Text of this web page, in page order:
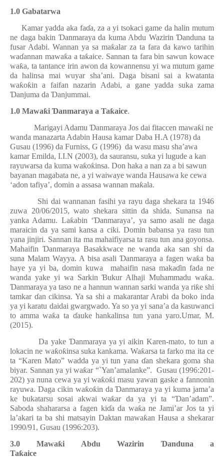
1.0 Gabatarwa
Kamar yadda aka faɗa, za a yi tsokaci game da halin mutum
ne daga bakin Ɗanmaraya da kuma Abdu WazirinƊanduna ta
fusar Adabi. Wannan ya sa maƙalar za ta fara da kawo tarihin
waɗannan mawaƙa a taƙaice. Sannan ta fara bin sawun kowace
waƙa, ta tantance irin awon da kowannensu yi wa mutum game
da halinsa mai wuyar sha’ani. Daga bisani sai a kwatanta
waƙoƙin a faifan nazarin Adabi, a gane yadda suka zama
Ɗanjuma da Ɗanjummai.
1.0 Mawaƙi Ɗanmaraya a Taƙaice.
Marigayi Adamu Ɗanmaraya Jos dai fitaccen mawaƙi ne
wanda manazarta Adabin Hausa kamar Daba H.A (1978) da
Gusau (1996) da Furniss, G (1996) da wasu masu sha’awa
kamar Emilda, I.I.N (2003), da sauransu, suka yi lugude a kan
rayuwarsa da kuma waƙoƙinsa. Don haka a nan za a bi sawun
bayanan magabata ne, a yi waiwaye wanda Hausawa ke cewa
‘adon tafiya’, domin a assasa wannan maƙala.
Shi dai wannanan fasihi ya rayu daga shekara ta 1946
zuwa 20/06/2015, wato shekara sittin da shida. Sunansa na
yanka Adamu. Laƙabin ‘Ɗanmaraya’, ya samo asali ne daga
maraicin da ya sami kansa a ciki. Domin babansa ya rasu tun
yana jinjiri. Sannan ita ma mahaifiyarsa ta rasu tun ana goyonsa.
Mahaifin Ɗanmaraya Basakkwace ne wanda aka san shi da
suna Malam Wayya. A bisa asaliƊanmaraya a fagen waƙa ba
haye ya yi ba, domin kuwa
mahaifin nasa makaɗin fada ne
wanda yake yi wa SarkinƁukur Alhaji Muhammadu waƙa.
Ɗanmaraya ya taso ne a hannun wannan sarki wanda ya riƙe shi
tamkar ɗan cikinsa. Ya sa shi a makarantar Arabi da boko inda
ya yi karatu daidai gwargwado. Ya so ya yi sana’a da kasuwanci
to amma waƙa ta ɗauke hankalinsa tun yana yaro.Umar, M.
(2015).
Da yake Ɗanmaraya ya yi aikin Karen-mato, to tun a
lokacin ne waƙoƙinsa suka kankama. Waƙarsa ta farko ma ita ce
ta “Karen Mato” wadda ya yi tun yanaɗan shekara goma sha
biyar. Sannan ya yi waƙar “`Yan’amalanke”. Gusau (1996:201-
202) ya nuna cewa ya yi waƙoƙi masu yawan gaske a fannonin
rayuwa. Daga cikin waƙoƙin daƊanmaraya ya yi kuma jama’a
ke bukatarsu sosai akwai waƙar da ya yi ta “Ɗan’adam”.
Saboda shahararsa a fagen kiɗa da waƙa ne Jami’ar Jos ta yi
la’akari ta ba shi matsayin Daktan mawaƙan Hausa a shekarar
1990/91, Gusau (1996:203).
3.0 Mawaƙi Abdu Wazirin Ɗanduna a
Taƙaice